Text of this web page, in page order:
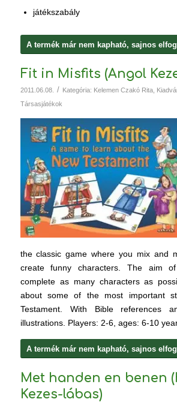
játékszabály
A termék már nem kapható, sajnos
Fit in Misfits (Angol
2011.06.08. / Kategória: Kelemen Czakó Rita,
Társasjátékok
the classic game where you mix and
create funny characters. The aim
complete as many characters as
about some of the most important
Testament. With Bible references
illustrations. Players: 2-6, ages: 6-10
A termék már nem kapható, sajnos
Met handen en benen
Kezes-lábas)